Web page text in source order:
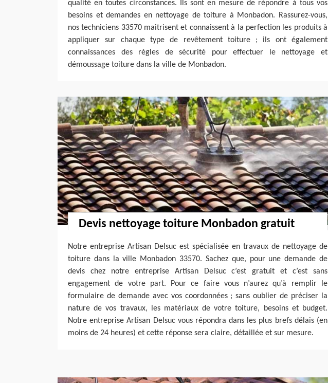
qualité en toutes circonstances. Ils sont en mesure de répondre à tous vos
besoins et demandes en nettoyage de toiture à Monbadon. Rassurez-vous,
nos techniciens 33570 maitrisent et connaissent à la perfection les produits à
appliquer sur chaque type de revêtement toiture ; ils ont également
connaissances des règles de sécurité pour effectuer le nettoyage et
démoussage toiture dans la ville de Monbadon.
Devis nettoyage toiture Monbadon gratuit
Notre entreprise Artisan Delsuc est spécialisée en travaux de nettoyage de
toiture dans la ville Monbadon 33570. Sachez que, pour une demande de
devis chez notre entreprise Artisan Delsuc c’est gratuit et c’est sans
engagement de votre part. Pour ce faire vous n’aurez qu’à remplir le
formulaire de demande avec vos coordonnées ; sans oublier de préciser la
nature de vos travaux, les matériaux de votre toiture, besoins et budget.
Notre entreprise Artisan Delsuc vous répondra dans les plus brefs délais (en
moins de 24 heures) et cette réponse sera claire, détaillée et sur mesure.